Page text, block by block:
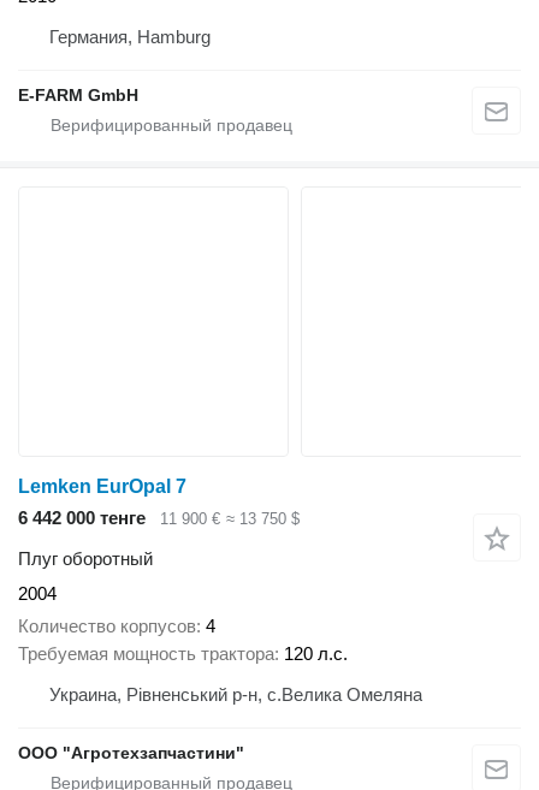
Германия, Hamburg
E-FARM GmbH
Lemken EurOpal 7
6 442 000 тенге
11 900 € ≈ 13 750 $
Плуг оборотный
2004
Количество корпусов 4
Требуемая мощность трактора 120 л.с.
Украина, Рівненський р-н, с.Велика Омеляна
ООО "Агротехзапчастини"